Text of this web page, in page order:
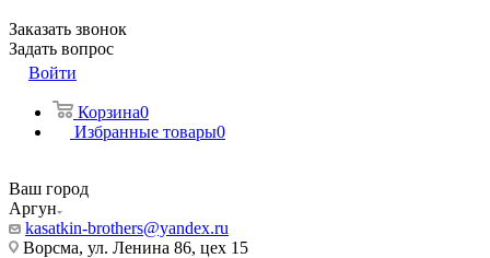
Заказать звонок
Задать вопрос
Войти
Корзина0
Избранные товары0
Ваш город
Аргун
kasatkin-brothers@yandex.ru
Ворсма, ул. Ленина 86, цех 15